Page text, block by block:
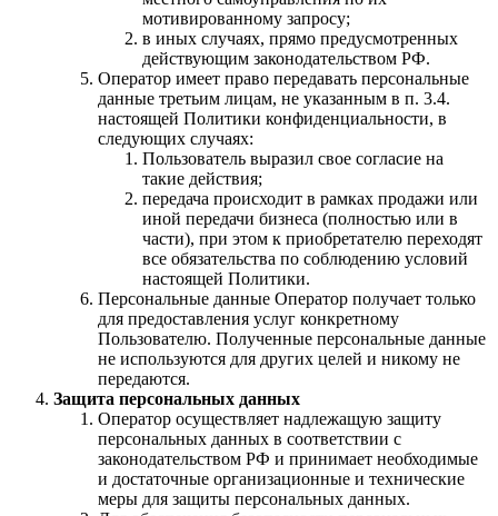
мотивированному запросу;
в иных случаях, прямо предусмотренных
действующим законодательством РФ.
Оператор имеет право передавать персональные
данные третьим лицам, не указанным в п. 3.4.
настоящей Политики конфиденциальности, в
следующих случаях:
Пользователь выразил свое согласие на
такие действия;
передача происходит в рамках продажи или
иной передачи бизнеса (полностью или в
части), при этом к приобретателю переходят
все обязательства по соблюдению условий
настоящей Политики.
Персональные данные Оператор получает только
для предоставления услуг конкретному
Пользователю. Полученные персональные данные
не используются для других целей и никому не
передаются.
Защита персональных данных
Оператор осуществляет надлежащую защиту
персональных данных в соответствии с
законодательством РФ и принимает необходимые
и достаточные организационные и технические
меры для защиты персональных данных.